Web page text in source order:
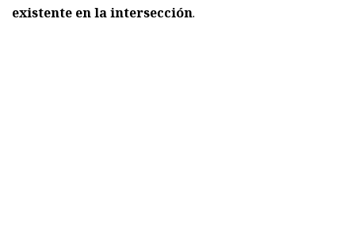
existente en la intersección.